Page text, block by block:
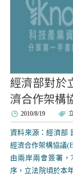
經濟部對於
濟合作架構
2010/8/19
資料來源：經濟部
經濟合作架構協議
由兩岸兩會簽署
序，立法院頃於本